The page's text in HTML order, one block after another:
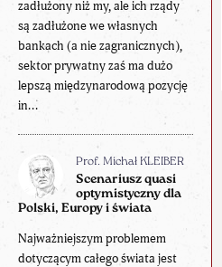
zadłużony niż my, ale ich rządy
są zadłużone we własnych
bankach (a nie zagranicznych),
sektor prywatny zaś ma dużo
lepszą międzynarodową pozycję
in...
Prof. Michał KLEIBER
Scenariusz quasi
optymistyczny dla
Polski, Europy i świata
Najważniejszym problemem
dotyczącym całego świata jest